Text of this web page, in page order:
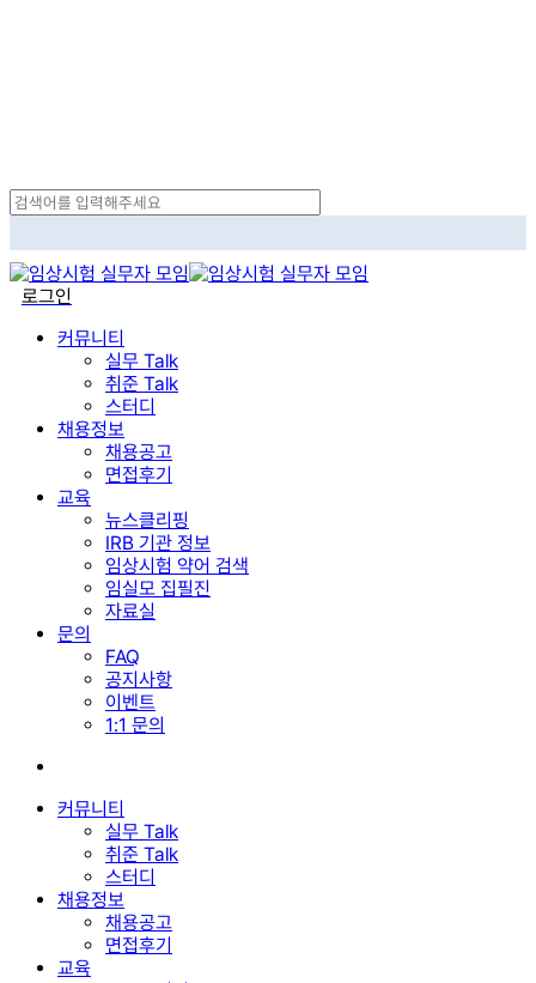
Search
로그인
커뮤니티
실무 Talk
취준 Talk
스터디
채용정보
채용공고
면접후기
교육
뉴스클리핑
IRB 기관 정보
임상시험 약어 검색
임실모 집필진
자료실
문의
FAQ
공지사항
이벤트
1:1 문의
커뮤니티
실무 Talk
취준 Talk
스터디
채용정보
채용공고
면접후기
교육